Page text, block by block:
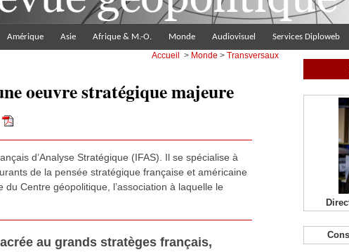
Amérique Asie Afrique & M.-O. Monde Audiovisuel Services Diploweb
Accueil > Monde >Transversaux
oeuvre stratégique majeure
d’Analyse Stratégique (IFAS). Il se spécialise à
de la pensée stratégique française et américaine
Centre géopolitique, l’association à laquelle le
au grands stratèges français,